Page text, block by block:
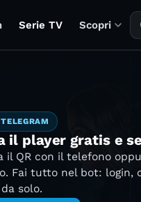
Serie TV Scopri
il player gratis e
il QR con il telefono
Fai tutto nel bot: login,
solo.